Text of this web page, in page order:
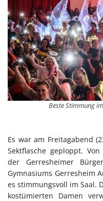
Beste Stimmung
Es war am Freitagabend
Sektflasche geploppt.
der Gerresheimer
Gymnasiums Gerresheim
es stimmungsvoll im Saal.
kostümierten Damen